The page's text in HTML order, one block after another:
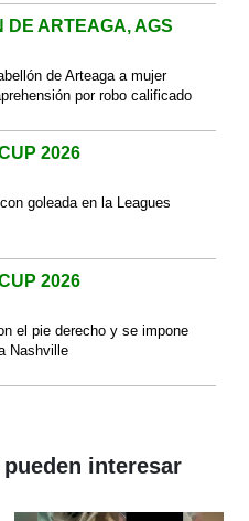
DE ARTEAGA, AGS
de Arteaga a mujer
por robo calificado
2026
goleada en la Leagues
2026
el pie derecho y se impone
Nashville
interesar